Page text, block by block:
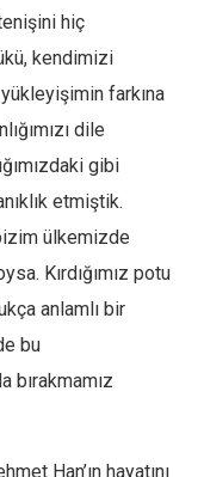
hiç
kendimizi
farkına
dile
gibi
etmiştik.
ülkemizde
Kırdığımız potu
anlamlı bir
bu
bırakmamız
Han’ın hayatını